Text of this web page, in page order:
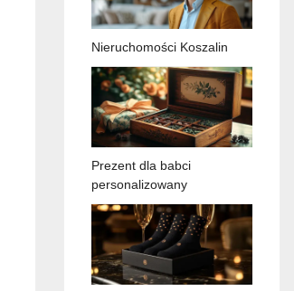
Nieruchomości Koszalin
Prezent dla babci
personalizowany